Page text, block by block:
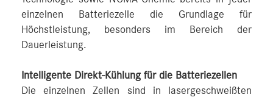
einzelnen Batteriezelle die Grundlage für
Höchstleistung, besonders im Bereich der
Dauerleistung.
Intelligente Direkt-Kühlung für die Batteriezellen
Die einzelnen Zellen sind in lasergeschweißten